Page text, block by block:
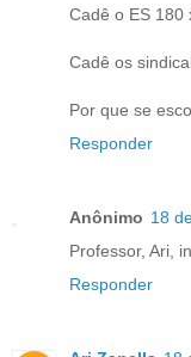
Cadê o ES 180
Cadê os
Por que se
Responder
Anônimo 18
Professor, Ari,
Responder